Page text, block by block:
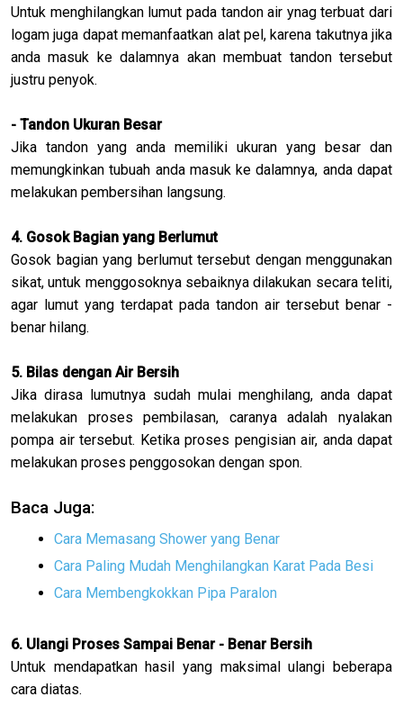
Untuk menghilangkan lumut pada tandon air ynag terbuat dari
logam juga dapat memanfaatkan alat pel, karena takutnya jika
anda masuk ke dalamnya akan membuat tandon tersebut
justru penyok.
- Tandon Ukuran Besar
Jika tandon yang anda memiliki ukuran yang besar dan
memungkinkan tubuah anda masuk ke dalamnya, anda dapat
melakukan pembersihan langsung.
4. Gosok Bagian yang Berlumut
Gosok bagian yang berlumut tersebut dengan menggunakan
sikat, untuk menggosoknya sebaiknya dilakukan secara teliti,
agar lumut yang terdapat pada tandon air tersebut benar -
benar hilang.
5. Bilas dengan Air Bersih
Jika dirasa lumutnya sudah mulai menghilang, anda dapat
melakukan proses pembilasan, caranya adalah nyalakan
pompa air tersebut. Ketika proses pengisian air, anda dapat
melakukan proses penggosokan dengan spon.
Baca Juga:
Cara Memasang Shower yang Benar
Cara Paling Mudah Menghilangkan Karat Pada Besi
Cara Membengkokkan Pipa Paralon
6. Ulangi Proses Sampai Benar - Benar Bersih
Untuk mendapatkan hasil yang maksimal ulangi beberapa
cara diatas.